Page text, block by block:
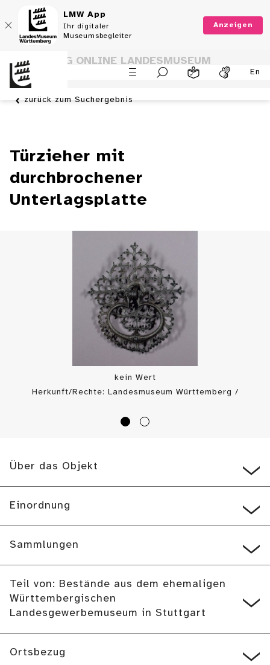
LMW App
Ihr digitaler
Museumsbegleiter
Anzeigen
En
SAMMLUNG ONLINE LANDESMUSEUM
WÜRTTEMBERG
zurück zum Suchergebnis
Türzieher mit
durchbrochener
Unterlagsplatte
kein Wert
Herkunft/Rechte: Landesmuseum Württemberg /
Über das Objekt
Einordnung
Sammlungen
Teil von: Bestände aus dem ehemaligen
Württembergischen
Landesgewerbemuseum in Stuttgart
Ortsbezug